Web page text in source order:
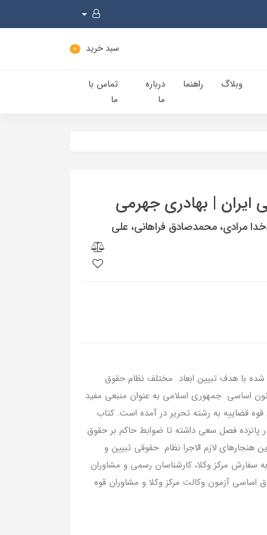
سبد خرید 0
وبلاگ راهنما
درباره
ما
تماس با
ما
| بهادری جهرمی
مرادی، محمدصادق فراهانی، علی
با هدف تبیین ابعاد مختلف نظام حقوق
اساسی جمهوری اسلامی به عنوان منبعی مفید
قضاییه به رشته تحریر در آمده است. کتاب
پانزده فصل سعی داشته تا ضوابط حاکم بر حقوق
لازم الاجرا نظام حقوقی تبیین و
مرکز وکلا، کارشناسان رسمی و مشاوران
اساسی آزمون وکالت مرکز وکلا و مشاوران قوه